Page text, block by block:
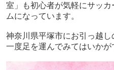
室」も初心者が気軽にサッ
ムになっています。
神奈川県平塚市にお引っ越
一度足を運んでみてはいかが